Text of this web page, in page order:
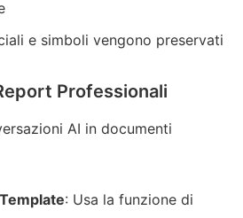
e simboli vengono preservati
Professionali
AI in documenti
: Usa la funzione di